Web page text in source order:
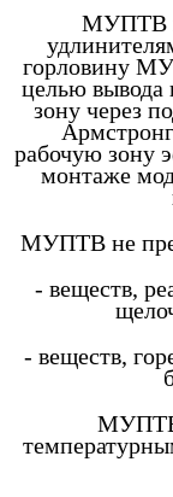
МУПТВ
горловину
целью вывода
зону через
рабочую зону
монтаже
МУПТВ не
- веществ,
- веществ,
МУПТВ